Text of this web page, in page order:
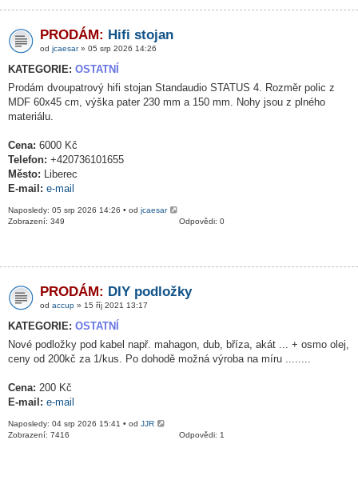
PRODÁM: Hifi stojan
od jcaesar» 05 srp 2026 14:26
KATEGORIE: OSTATNÍ
Prodám dvoupatrový hifi stojan Standaudio STATUS 4. Rozměr polic z
MDF 60x45 cm, výška pater 230 mm a 150 mm. Nohy jsou z plného
materiálu.
Cena: 6000 Kč
Telefon: +420736101655
Město: Liberec
E-mail: e-mail
Naposledy: 05 srp 2026 14:26 • od jcaesar
Odpovědi: 0
Zobrazení: 349
PRODÁM: DIY podložky
od accup » 15 říj 2021 13:17
KATEGORIE: OSTATNÍ
Nové podložky pod kabel např. mahagon, dub, bříza, akát ... + osmo olej,
ceny od 200kč za 1/kus. Po dohodě možná výroba na míru ........
Cena: 200 Kč
E-mail: e-mail
Naposledy: 04 srp 2026 15:41 • od JJR
Odpovědi: 1
Zobrazení: 7416